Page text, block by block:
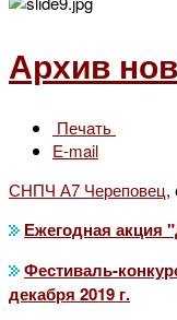
Архив
Печать
E-mail
СНПЧ А7 Череповец,
Ежегодная акция
Фестиваль-
декабря 2019 г.